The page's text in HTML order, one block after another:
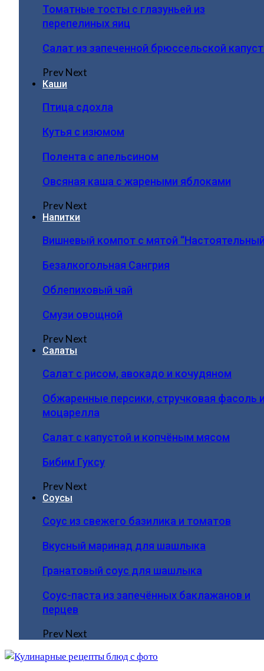
Томатные тосты с глазуньей из
перепелиных яиц
Салат из запеченной брюссельской
PrevNext
Каши
Птица сдохла
Кутья с изюмом
Полента с апельсином
Овсяная каша с жареными яблоками
PrevNext
Напитки
Вишневый компот с мятой
Безалкогольная Сангрия
Облепиховый чай
Смузи овощной
PrevNext
Салаты
Салат с рисом, авокадо и кочудяном
Обжаренные персики, стручковая фасоль
моцарелла
Салат с капустой и копчёным мясом
Бибим Гуксу
PrevNext
Соусы
Соус из свежего базилика и томатов
Вкусный маринад для шашлыка
Гранатовый соус для шашлыка
Соус-паста из запечённых баклажанов и
перцев
PrevNext